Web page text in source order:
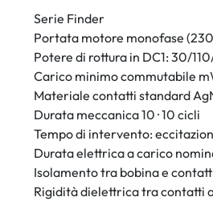
Serie Finder
Portata motore monofase
Potere di rottura in DC1: 30/
Carico minimo commutabile
Materiale contatti standard
Durata meccanica 10 · 10 cicli
Tempo di intervento:
Durata elettrica a carico
Isolamento tra bobina e
Rigidità dielettrica tra contatti